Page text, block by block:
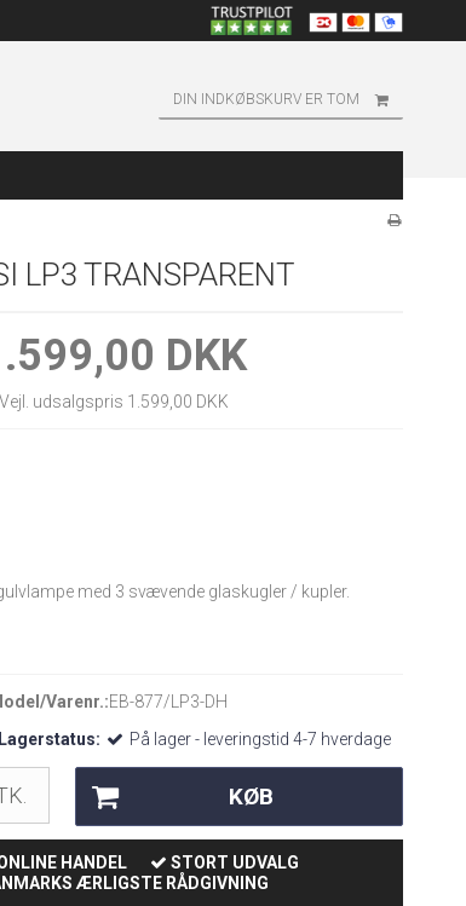
DIN INDKØBSKURV ER TOM
LP3 TRANSPARENT
DKK
Vejl. udsalgspris 1.599,00 DKK
med 3 svævende glaskugler / kupler.
Varenr.:EB-877/LP3-DH
Lagerstatus:
På lager - leveringstid 4-7 hverdage
KØB
HANDEL
STORT UDVALG
ÆRLIGSTE RÅDGIVNING